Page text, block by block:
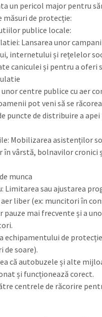
un pericol major pentru
de protecție:
publice locale:
Lansarea unor
internetului și rețelelor
caniculei și pentru a oferi
centre publice cu aer
pot veni să se
puncte de distribuire a
Mobilizarea asistenților
în vârstă, bolnavilor cronici
munca
Limitarea sau ajustarea
liber (ex: muncitori în
pauze mai frecvente și a
echipamentului de
de soare).
că autobuzele și alte
și funcționează corect.
centrele de răcorire